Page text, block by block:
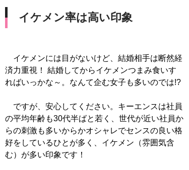
イケメン率は高い印象
イケメンには目がないけど、結婚相手は断然経
済力重視！ 結婚してからイケメンつまみ食いす
ればいっかな～。なんて企む女子も多いのでは!?
ですが、安心してください。キーエンスは社員
の平均年齢も30代半ばと若く、世代が近い社員か
らの刺激も多いからかオシャレでセンスの良い格
好をしているひとが多く、イケメン（雰囲気含
む）が多い印象です！